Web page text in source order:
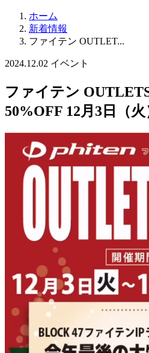
ホーム
新着情報
ファイテン OUTLET...
2024.12.02 イベント
ファイテン
50%OFF 12月3日（